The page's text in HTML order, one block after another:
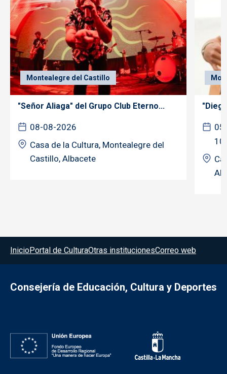
Montealegre del Castillo
"Señor Aliaga" del Grupo Club Eterno...
08-08-2026
Casa de la Cultura, Montealegre del
Castillo, Albacete
Menú del pie
InicioPortal de CulturaOtras institucionesCorreo web
Consejería de Educación, Cultura y Deportes